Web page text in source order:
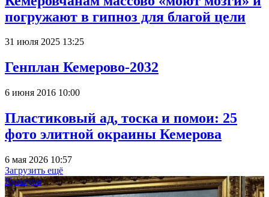
погружают в гипноз для благой цели
31 июля 2025 13:25
Генплан Кемерово-2032
6 июня 2016 10:00
Пластиковый ад, тоска и помои: 25
фото элитной окраины Кемерова
6 мая 2026 10:57
Загрузить ещё
Культура